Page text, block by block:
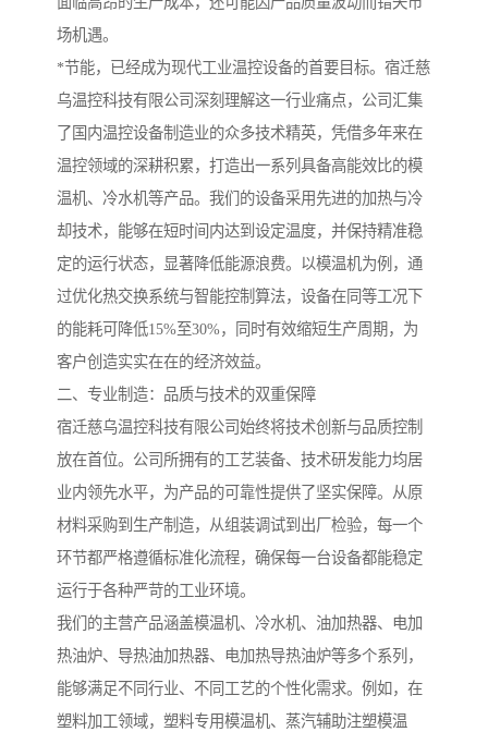
场机遇。
*节能，已经成为现代工业温控设备的首要目标。宿迁慈
乌温控科技有限公司深刻理解这一行业痛点，公司汇集
了国内温控设备制造业的众多技术精英，凭借多年来在
温控领域的深耕积累，打造出一系列具备高能效比的模
温机、冷水机等产品。我们的设备采用先进的加热与冷
却技术，能够在短时间内达到设定温度，并保持精准稳
定的运行状态，显著降低能源浪费。以模温机为例，通
过优化热交换系统与智能控制算法，设备在同等工况下
的能耗可降低15%至30%，同时有效缩短生产周期，为
客户创造实实在在的经济效益。
二、专业制造：品质与技术的双重保障
宿迁慈乌温控科技有限公司始终将技术创新与品质控制
放在首位。公司所拥有的工艺装备、技术研发能力均居
业内领先水平，为产品的可靠性提供了坚实保障。从原
材料采购到生产制造，从组装调试到出厂检验，每一个
环节都严格遵循标准化流程，确保每一台设备都能稳定
运行于各种严苛的工业环境。
我们的主营产品涵盖模温机、冷水机、油加热器、电加
热油炉、导热油加热器、电加热导热油炉等多个系列，
能够满足不同行业、不同工艺的个性化需求。例如，在
塑料加工领域，塑料专用模温机、蒸汽辅助注塑模温